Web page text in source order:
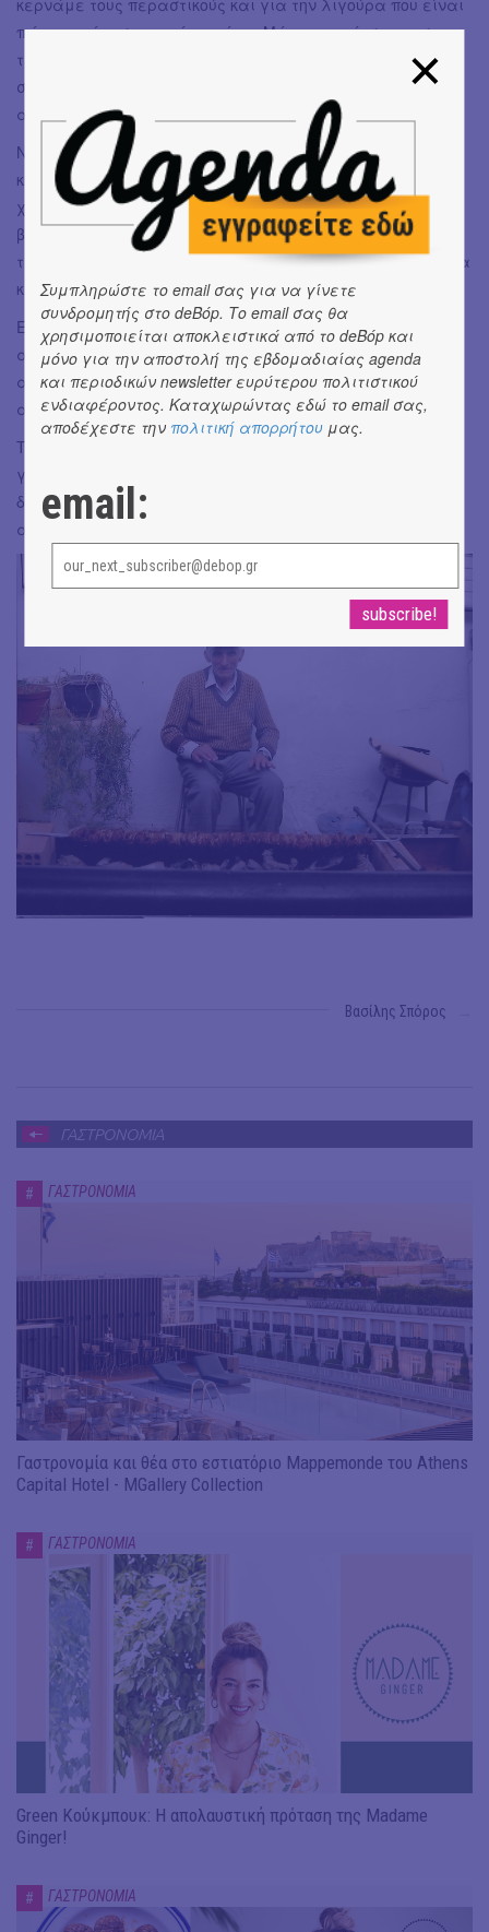
κερνάμε τους περαστικούς και για την λιγούρα που είναι
πάντα ακόρεστη αυτή τη μέρα. Μέχρι να κάτσουμε στο
τραπέζι, είχαμε όλοι σκάσει. Τα αρνί κατεβαίνε από τις
σούβλες με θρησκευτική ευλάβεια και ακουγόταν πάντα
από όλους το ‘και του χρόνου να ‘μαστε καλά’.
Ναι! Mε αυτή την εικόνα έχω συνδέσει το Πάσχα, καλά
και τα τσουρέκια, καλά και τα βαμμένα αβγά, αλλά
χωρίς σουβλιστό αρνί Πάσχα δεν γίνεται. Ας
βομβαρδιστούν τα social media για μία μέρα το χρόνο με
τα σουβλιστά αρνιά, ας το δεχτούμε όλοι καλοπροαίρετα
και ας πούμε ‘και του χρόνου να ‘μαστε καλά’!
Εγώ μεγάλωσα, παντρεύτηκα, μετακόμισα. Μου λείπουν
αυτές οι Κυριακές του Πάσχα, μου λείπει η γειτονιά,
αλλά πιο πολύ απ' όλα μου λείπει ο παππούς, χωρίς
αυτόν δεν είναι ποτέ το ίδιο.
Το μόνο που μπορώ να κάνω είναι να μεταφέρω τις
γνώσεις που μου έδωσε και να φροντίζω πάντα ώστε η
δική μου οικογένεια να αποκτήσει αντίστοιχες
αναμνήσεις με τις δικές μου.
Βασίλης Σπόρος
ΓΑΣΤΡΟΝΟΜΙΑ
# ΓΑΣΤΡΟΝΟΜΙΑ
Γαστρονομία και θέα στο εστιατόριο Mappemonde του Athens
Capital Hotel - MGallery Collection
# ΓΑΣΤΡΟΝΟΜΙΑ
Green Κούκμπουκ: Η απολαυστική πρόταση της Madame
Ginger!
# ΓΑΣΤΡΟΝΟΜΙΑ
Συμπληρώστε το email σας για να γίνετε
συνδρομητής στο deBόp. Το email σας θα
χρησιμοποιείται αποκλειστικά από το deBόp και
μόνο για την αποστολή της εβδομαδιαίας agenda
και περιοδικών newsletter ευρύτερου πολιτιστικού
ενδιαφέροντος. Καταχωρώντας εδώ το email σας,
αποδέχεστε την πολιτική απορρήτου μας.
email: